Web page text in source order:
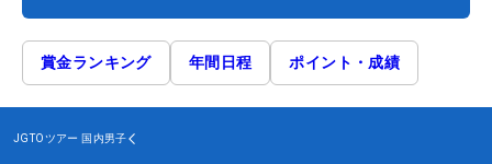
賞金ランキング 年間日程 ポイント・成績
JGTOツアー 国内男子